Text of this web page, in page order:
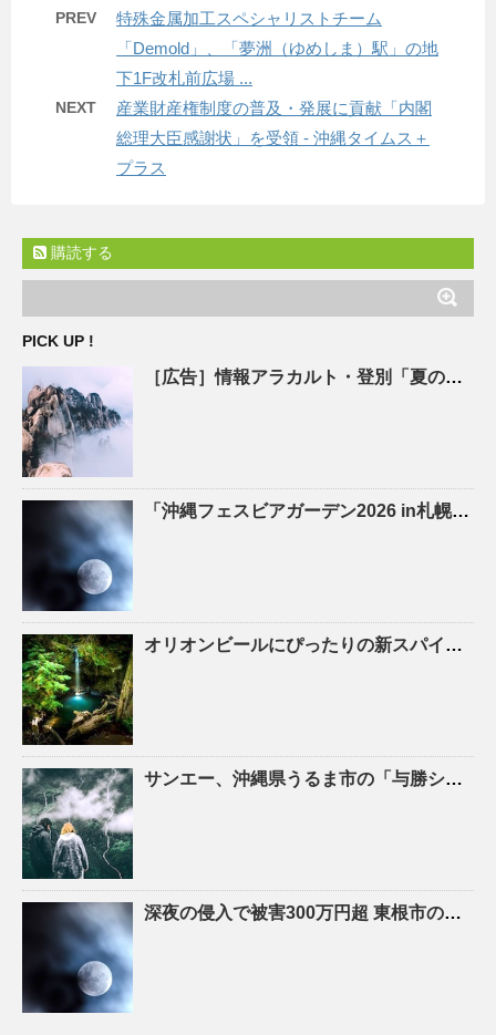
PREV
特殊金属加工スペシャリストチーム
「Demold」、「夢洲（ゆめしま）駅」の地
下1F改札前広場 ...
NEXT
産業財産権制度の普及・発展に貢献「内閣
総理大臣感謝状」を受領 - 沖縄タイムス＋
プラス
購読する
PICK UP !
［広告］情報アラカルト・登別「夏の生活家電、特価 ひまわりお手伝館 – 47NEWS
「 沖縄フェスビアガーデン2026 in札幌」が8月15日(土)開幕！初日は先着100杯のオリオン生ビール …
オリオンビールにぴったりの新スパイスが登場「アウトドアスパイス ほりにし×Orion 枝豆味」8月 …
サンエー、 沖縄県うるま市の「与勝シティ」でZEB Ready認証を取得 | 流通・小売業界で働く人の …
深夜の侵入で被害300万円超 東根市の
リサ